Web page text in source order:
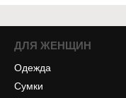
ДЛЯ ЖЕНЩИН
Одежда
Сумки